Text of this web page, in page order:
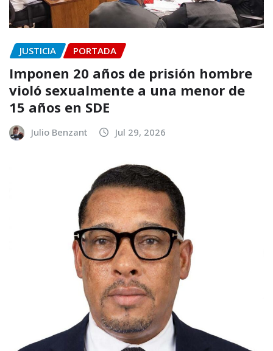
JUSTICIA PORTADA
Imponen 20 años de prisión hombre
violó sexualmente a una menor de
15 años en SDE
Julio Benzant Jul 29, 2026